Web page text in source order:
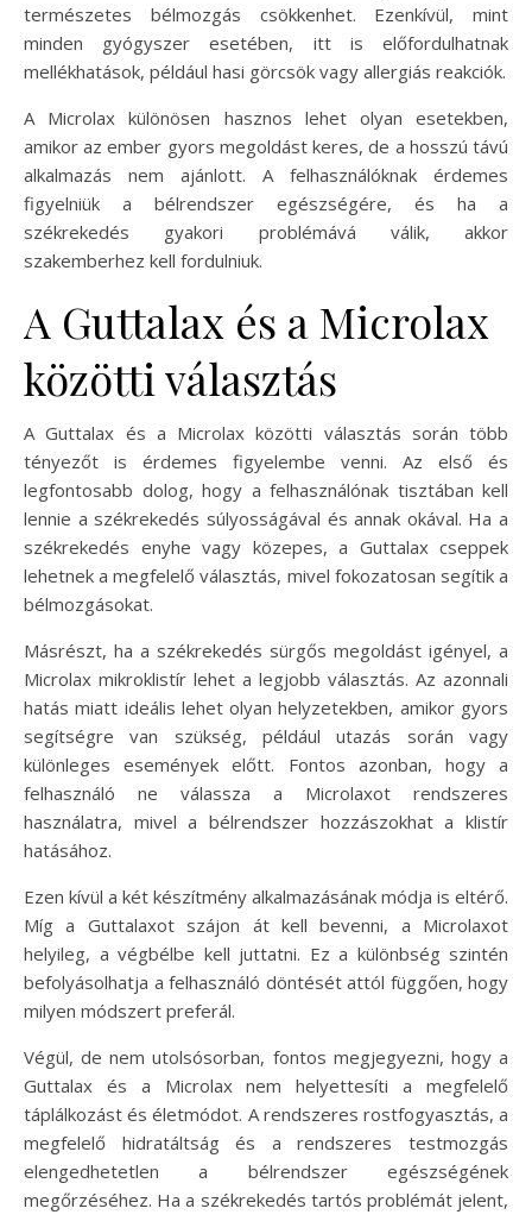
természetes bélmozgás csökkenhet. Ezenkívül, mint
minden gyógyszer esetében, itt is előfordulhatnak
mellékhatások, például hasi görcsök vagy allergiás reakciók.
A Microlax különösen hasznos lehet olyan esetekben,
amikor az ember gyors megoldást keres, de a hosszú távú
alkalmazás nem ajánlott. A felhasználóknak érdemes
figyelniük a bélrendszer egészségére, és ha a
székrekedés gyakori problémává válik, akkor
szakemberhez kell fordulniuk.
A Guttalax és a Microlax
közötti választás
A Guttalax és a Microlax közötti választás során több
tényezőt is érdemes figyelembe venni. Az első és
legfontosabb dolog, hogy a felhasználónak tisztában kell
lennie a székrekedés súlyosságával és annak okával. Ha a
székrekedés enyhe vagy közepes, a Guttalax cseppek
lehetnek a megfelelő választás, mivel fokozatosan segítik a
bélmozgásokat.
Másrészt, ha a székrekedés sürgős megoldást igényel, a
Microlax mikroklistír lehet a legjobb választás. Az azonnali
hatás miatt ideális lehet olyan helyzetekben, amikor gyors
segítségre van szükség, például utazás során vagy
különleges események előtt. Fontos azonban, hogy a
felhasználó ne válassza a Microlaxot rendszeres
használatra, mivel a bélrendszer hozzászokhat a klistír
hatásához.
Ezen kívül a két készítmény alkalmazásának módja is eltérő.
Míg a Guttalaxot szájon át kell bevenni, a Microlaxot
helyileg, a végbélbe kell juttatni. Ez a különbség szintén
befolyásolhatja a felhasználó döntését attól függően, hogy
milyen módszert preferál.
Végül, de nem utolsósorban, fontos megjegyezni, hogy a
Guttalax és a Microlax nem helyettesíti a megfelelő
táplálkozást és életmódot. A rendszeres rostfogyasztás, a
megfelelő hidratáltság és a rendszeres testmozgás
elengedhetetlen a bélrendszer egészségének
megőrzéséhez. Ha a székrekedés tartós problémát jelent,